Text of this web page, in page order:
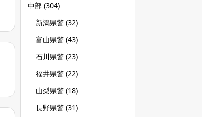
中部 (304)
新潟県警 (32)
富山県警 (43)
石川県警 (23)
福井県警 (22)
山梨県警 (18)
長野県警 (31)